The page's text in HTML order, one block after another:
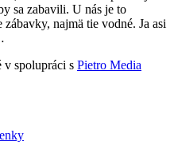
sa zabavili. U nás je to
najmä tie vodné. Ja asi
v spolupráci s Pietro Media